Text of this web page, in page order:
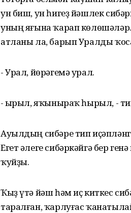
ун биш, ун һигеҙ йәшлек
уның яғына ҡарап
атланы ла, барып Уралды
- Урал, йөрәгемә урал.
- Һырыл, яҡыныраҡ һырыл, -
Ауылдың сибәре тип
Егет әлеге сибәркәйгә бер
ҡуйҙы.
Ҡыҙ үтә йәш һәм иҫ киткес
таралған, ҡарлуғас